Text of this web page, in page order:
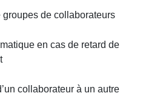
groupes de collaborateurs
en cas de retard de
collaborateur à un autre